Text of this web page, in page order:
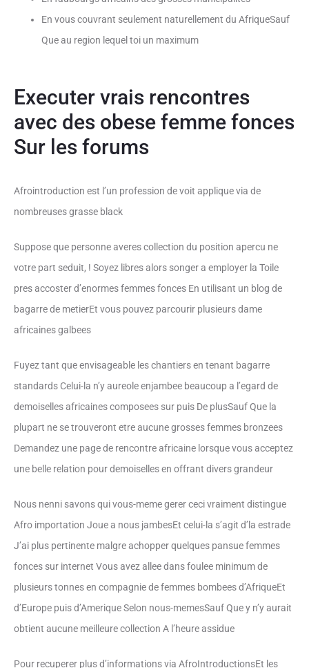
En vous couvrant seulement naturellement du AfriqueSauf
Que au region lequel toi un maximum
Executer vrais rencontres
avec des obese femme fonces
Sur les forums
Afrointroduction est l’un profession de voit applique via de
nombreuses grasse black
Suppose que personne averes collection du position apercu ne
votre part seduit, ! Soyez libres alors songer a employer la Toile
pres accoster d’enormes femmes fonces En utilisant un blog de
bagarre de metierEt vous pouvez parcourir plusieurs dame
africaines galbees
Fuyez tant que envisageable les chantiers en tenant bagarre
standards Celui-la n’y aureole enjambee beaucoup a l’egard de
demoiselles africaines composees sur puis De plusSauf Que la
plupart ne se trouveront etre aucune grosses femmes bronzees
Demandez une page de rencontre africaine lorsque vous acceptez
une belle relation pour demoiselles en offrant divers grandeur
Nous nenni savons qui vous-meme gerer ceci vraiment distingue
Afro importation Joue a nous jambesEt celui-la s’agit d’la estrade
J’ai plus pertinente malgre achopper quelques pansue femmes
fonces sur internet Vous avez allee dans foulee minimum de
plusieurs tonnes en compagnie de femmes bombees d’AfriqueEt
d’Europe puis d’Amerique Selon nous-memesSauf Que y n’y aurait
obtient aucune meilleure collection A l’heure assidue
Pour recuperer plus d’informations via AfroIntroductionsEt les